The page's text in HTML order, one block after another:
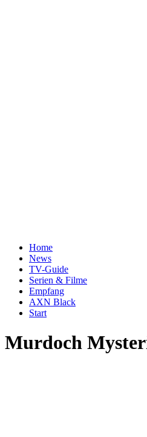
Home
News
TV-Guide
Serien & Filme
Empfang
AXN Black
Start
Murdoch